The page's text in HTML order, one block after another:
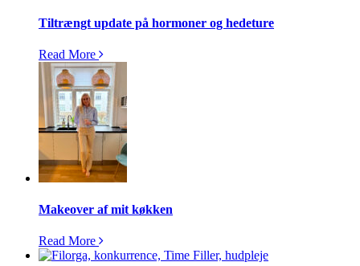
Tiltrængt update på hormoner og hedeture
Read More
Makeover af mit køkken
Read More